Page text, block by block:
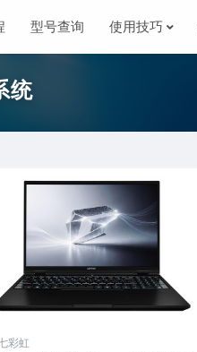
型号查询 使用技巧
统
彩虹